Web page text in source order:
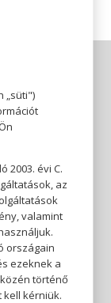
„süti")
2003. évi C.
az
valamint
országain
ezeknek a
történő
kérniük.